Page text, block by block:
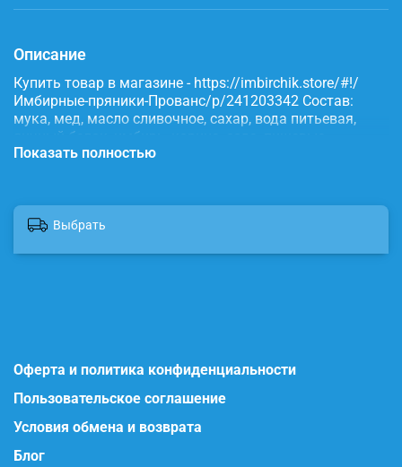
Описание
Купить товар в магазине - https://imbirchik.store/#!/
Имбирные-пряники-Прованс/p/241203342 Состав:
мука, мед, масло сливочное, сахар, вода питьевая,
яичный белок, имбирь, корица, сода, пищевые
красители.
Показать полностью
Выбрать
Оферта и политика конфиденциальности
Пользовательское соглашение
Условия обмена и возврата
Блог